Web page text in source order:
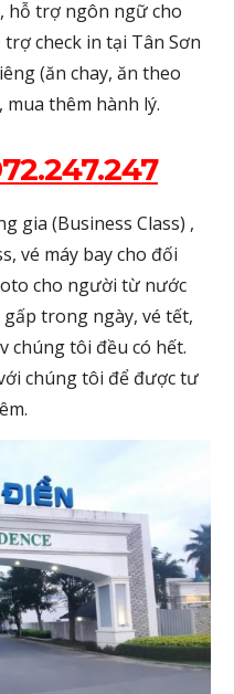
hỗ trợ ngôn ngữ cho
check in tại Tân Sơn
(ăn chay, ăn theo
thêm hành lý.
gia (Business Class) ,
vé máy bay cho đối
cho người từ nước
trong ngày, vé tết,
chúng tôi đều có hết.
chúng tôi để được tư